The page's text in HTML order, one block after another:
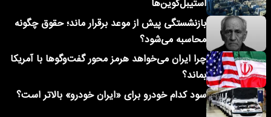
استیبل‌کوین‌ها
بازنشستگی پیش از موعد برقرار ماند؛ حقوق چگونه
محاسبه می‌شود؟
چرا ایران می‌خواهد هرمز محور گفت‌وگوها با آمریکا
بماند؟
سود کدام خودرو برای «ایران خودرو» بالاتر است؟